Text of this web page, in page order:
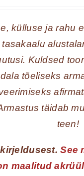
külluse ja rahu
Kuldsed
tõeliseks
täidab
teen!
See
maalitud